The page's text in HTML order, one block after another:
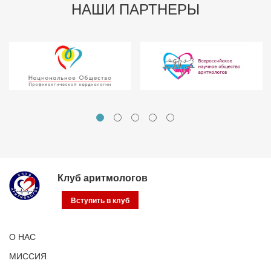
НАШИ ПАРТНЕРЫ
Клуб аритмологов
Вступить в клуб
О НАС
МИССИЯ